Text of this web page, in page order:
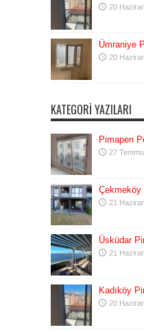
20
Ümraniye
20
KATEGORI YAZILARI
Pimapen
27
Çekmeköy
21
Üsküdar
21
Kadıköy
20